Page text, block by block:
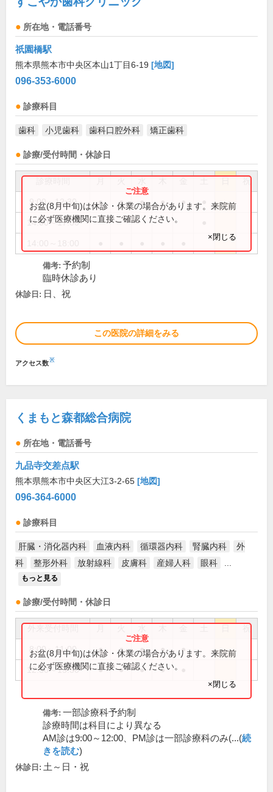
所在地・電話番号
祇園橋駅
熊本県熊本市中央区本山1丁目6-19 [地図]
096-353-6000
診療科目
歯科 小児歯科 歯科口腔外科 矯正歯科
診療/受付時間・休診日
祝
9:00～12:30 ● ● ● ● ●
14:00～17:00
お盆(8月中旬)は休診・休業の場合があります。来院前
に必ず医療機関に直接ご確認ください。
×閉じる
備考: 予約制
臨時休診あり
休診日: 日、祝
この医院の詳細をみる
アクセス数※
くまもと森都総合病院
所在地・電話番号
九品寺交差点駅
熊本県熊本市中央区大江3-2-65 [地図]
096-364-6000
診療科目
肝臓・消化器内科 血液内科 循環器内科 腎臓内科
外
科
整形外科 放射線科 皮膚科 産婦人科 眼科
もっと見る
診療/受付時間・休診日
祝
8:00～11:00 ● ● ● ● ●
12:30～15:30 ● ● ● ●
お盆(8月中旬)は休診・休業の場合があります。来院前
に必ず医療機関に直接ご確認ください。
×閉じる
備考: 一部診療科予約制
診療時間は科目により異なる
AM診は9:00～12:00、PM診は一部診療科のみ(...(続
きを読む)
休診日: 土～日・祝